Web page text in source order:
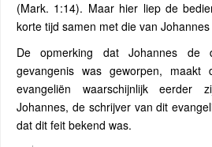
(Mark. 1:14). Maar hier liep de
korte tijd samen met die van
De opmerking dat Johannes
gevangenis was geworpen,
evangeliën waarschijnlijk eerder
Johannes, de schrijver van dit
dat dit feit bekend was.